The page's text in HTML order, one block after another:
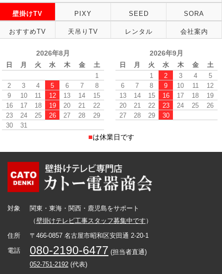
壁掛けTV PIXY SEED SORA
おすすめTV 天吊りTV レンタル 会社案内
2026年8月
日 月 火 水 木 金
土
1
2
3 4 5 6 7
8
9
10 11 12 13 14
15
16
17 18 19 20 21
22
23
24 25 26 27 28
29
30
31
2026年9月
日 月 火 水 木 金
土
1
2 3 4
5
6
7 8 9 10 11
12
13
14 15 16 17 18
19
20
21 22 23 24 25
26
27
28 29 30
■は休業日です
対象
関東・東海・関西・鹿児島をサポート
（壁掛けテレビ工事スタッフ募集中です ）
住所
〒466-0857 名古屋市昭和区安田通 2-20-1
電話
080-2190-6477 (担当者直通)
052-751-2192(代表)